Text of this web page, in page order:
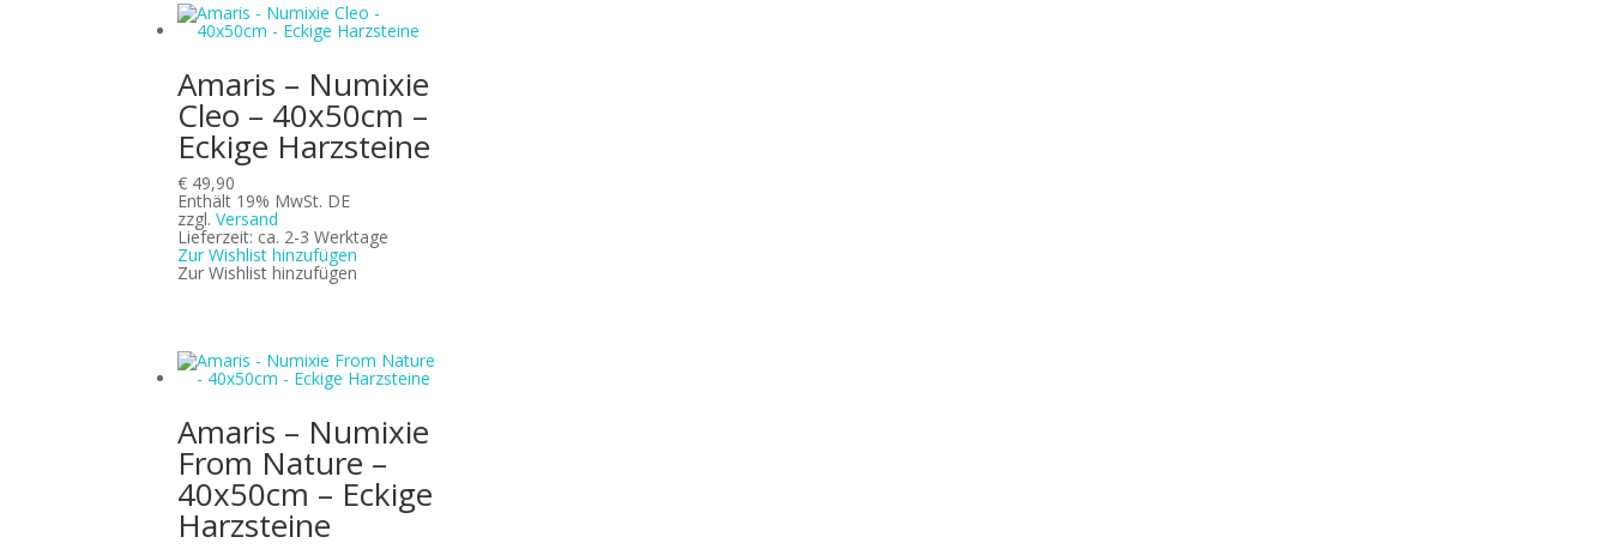
Amaris – Numixie
Cleo – 40x50cm –
Eckige Harzsteine
€ 49,90
Enthält 19% MwSt. DE
zzgl.Versand
Lieferzeit: ca. 2-3 Werktage
Zur Wishlist hinzufügen
Zur Wishlist hinzufügen
Amaris – Numixie
From Nature –
40x50cm – Eckige
Harzsteine